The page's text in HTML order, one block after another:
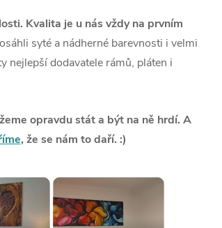
Kvalita je u nás vždy na prvním
syté a nádherné barevnosti i velmi
nejlepší dodavatele rámů, pláten i
opravdu stát a být na ně hrdí. A
, že se nám to daří. :)